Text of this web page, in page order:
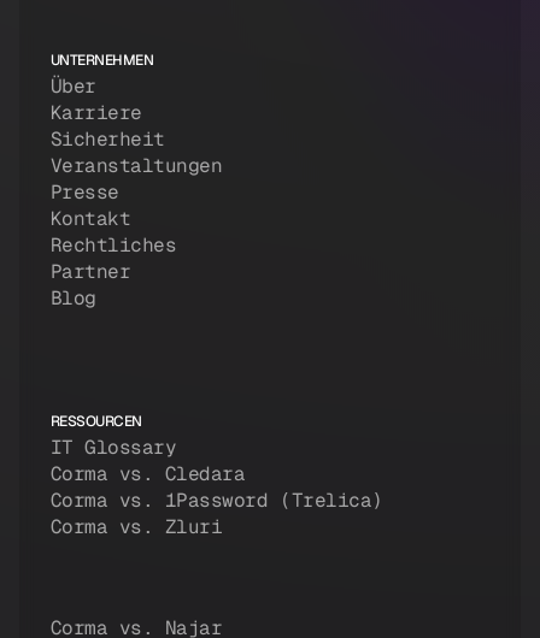
UNTERNEHMEN
Über
Karriere
Sicherheit
Veranstaltungen
Presse
Kontakt
Rechtliches
Partner
Blog
RESSOURCEN
IT Glossary
Corma vs. Cledara
Corma vs. 1Password (Trelica)
Corma vs. Zluri
Corma vs. Najar